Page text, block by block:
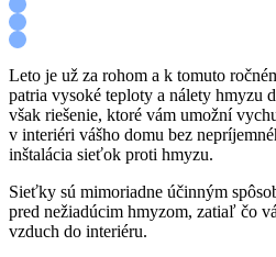
Leto je už za rohom a k tomuto
patria vysoké teploty a nálety hmyzu
však riešenie, ktoré vám umožní
v interiéri vášho domu bez
inštalácia sieťok proti hmyzu.
Sieťky sú mimoriadne účinným
pred nežiadúcim hmyzom, zatiaľ čo
vzduch do interiéru.